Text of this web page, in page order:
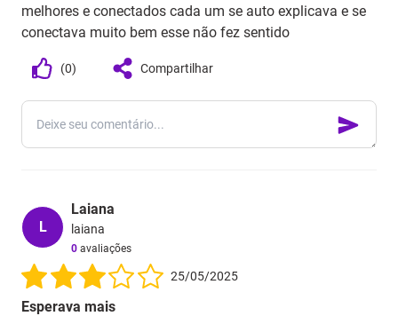
melhores e conectados cada um se auto explicava e se
conectava muito bem esse não fez sentido
(0) Compartilhar
L
Laiana
laiana
0 avaliações
25/05/2025
Esperava mais